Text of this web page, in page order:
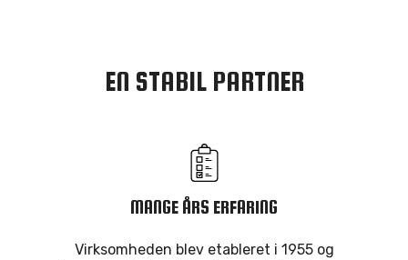
EN STABIL PARTNER
MANGE ÅRS ERFARING
Virksomheden blev etableret i 1955 og